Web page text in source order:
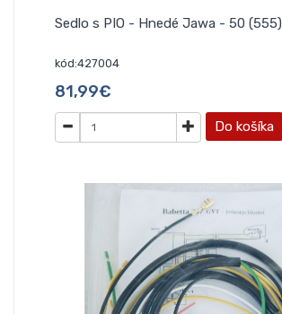
Sedlo s PIO - Hnedé Jawa - 50 (555)
kód:427004
81,99€
Do košíka